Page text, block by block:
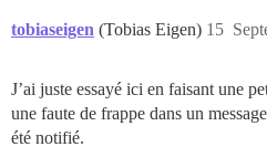
tobiaseigen (Tobias Eigen) 15
J’ai juste essayé ici en faisant une
une faute de frappe dans un
été notifié.